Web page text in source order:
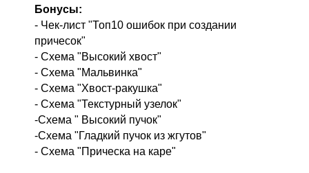
Бонусы:
- Чек-лист "Топ10 ошибок при создании
причесок"
- Схема "Высокий хвост"
- Схема "Мальвинка"
- Схема "Хвост-ракушка"
- Схема "Текстурный узелок"
-Схема " Высокий пучок"
-Схема "Гладкий пучок из жгутов"
- Схема "Прическа на каре"